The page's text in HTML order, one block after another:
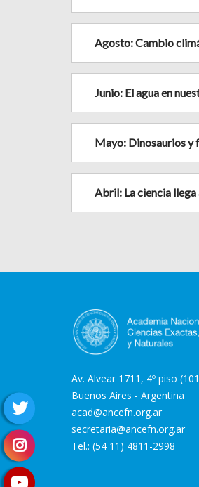
Agosto: Cambio
Junio: El agua en
Mayo: Dinosaurios y
Abril: La ciencia
Av. Alvear 1711, 4º piso
Buenos Aires - Argentina
acad@ancefn.org.ar
secretaria@ancefn.org.ar
Tel.: (54 11) 4811-2998